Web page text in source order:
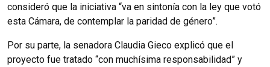
consideró que la iniciativa “va en sintonía con la ley que votó
esta Cámara, de contemplar la paridad de género”.
Por su parte, la senadora Claudia Gieco explicó que el
proyecto fue tratado “con muchísima responsabilidad” y